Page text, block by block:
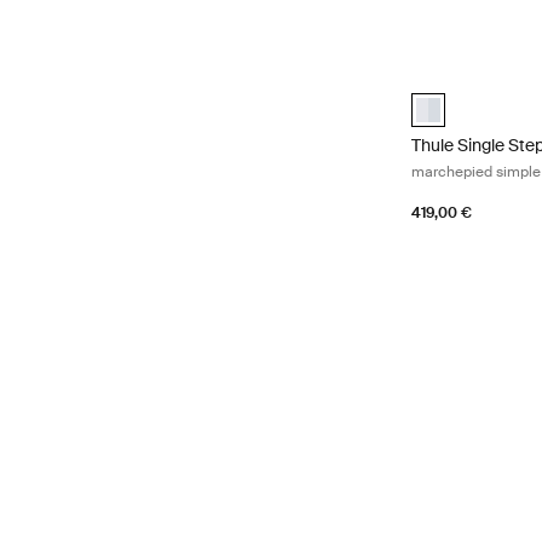
Thule Single
Thule Single
marchepied
419,00 €